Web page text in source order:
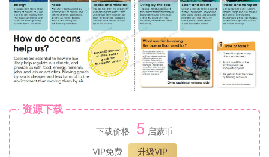
资源下载
下载价格 5 启蒙币
VIP免费
升级VIP